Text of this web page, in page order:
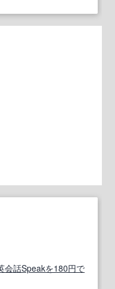
会話Speakを180円で